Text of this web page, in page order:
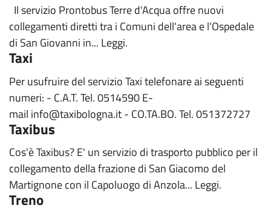
Il servizio Prontobus Terre d'Acqua offre nuovi
collegamenti diretti tra i Comuni dell'area e l'Ospedale
di San Giovanni in... Leggi.
Taxi
Per usufruire del servizio Taxi telefonare ai seguenti
numeri: - C.A.T. Tel. 0514590 E-
mail info@taxibologna.it - CO.TA.BO. Tel. 051372727
Taxibus
Cos'è Taxibus? E' un servizio di trasporto pubblico per il
collegamento della frazione di San Giacomo del
Martignone con il Capoluogo di Anzola... Leggi.
Treno